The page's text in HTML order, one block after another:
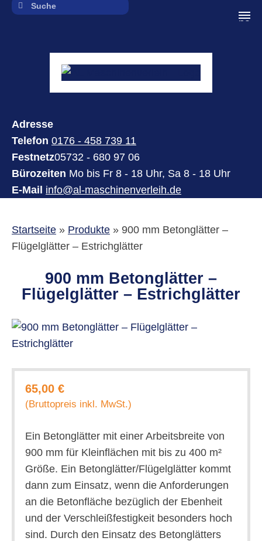
Adresse
Telefon 0176 - 458 739 11
Festnetz05732 - 680 97 06
Bürozeiten Mo bis Fr 8 - 18 Uhr, Sa 8 - 18 Uhr
E-Mail info@al-maschinenverleih.de
Startseite» Produkte» 900 mm Betonglätter –
Flügelglätter – Estrichglätter
900 mm Betonglätter –
Flügelglätter – Estrichglätter
65,00 €
(Bruttopreis inkl. MwSt.)
Ein Betonglätter mit einer Arbeitsbreite von
900 mm für Kleinflächen mit bis zu 400 m²
Größe. Ein Betonglätter/Flügelglätter kommt
dann zum Einsatz, wenn die Anforderungen
an die Betonfläche bezüglich der Ebenheit
und der Verschleißfestigkeit besonders hoch
sind. Durch den Einsatz des Betonglätters